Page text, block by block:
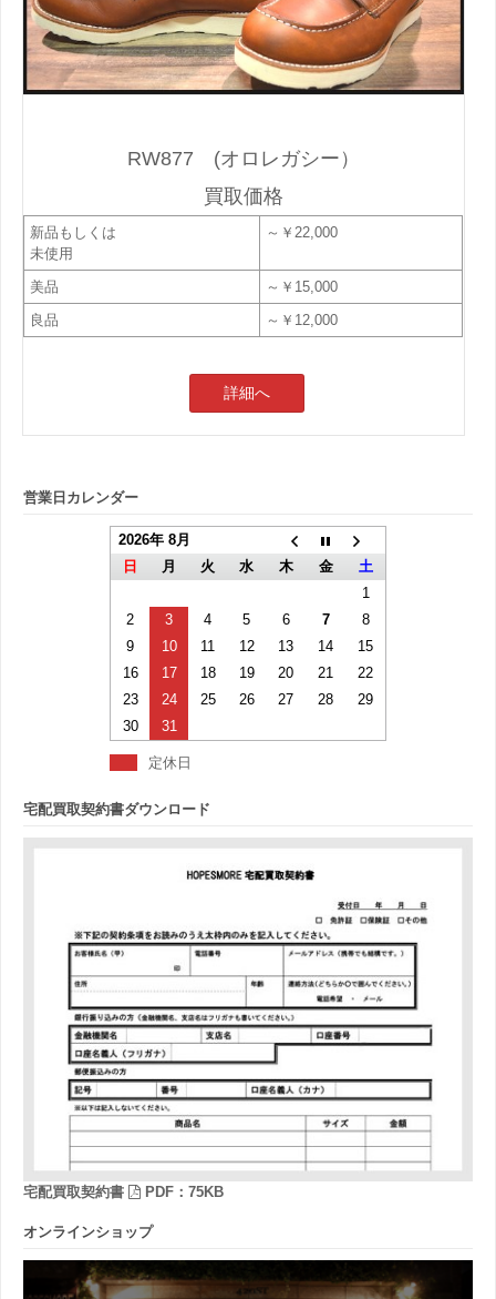
RW877 (オロレガシー）
買取価格
新品もしくは
未使用
～￥22,000
美品
～￥15,000
良品
～￥12,000
詳細へ
営業日カレンダー
2026年 8月
日
月 火 水 木 金
土
1
2
3 4 5 6 7
8
9
10 11 12 13 14
15
16
17 18 19 20 21
22
23
24 25 26 27 28
29
30
31
定休日
宅配買取契約書ダウンロード
宅配買取契約書 PDF：75KB
オンラインショップ